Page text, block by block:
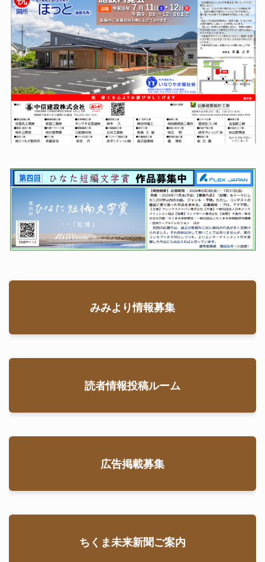
みみより情報募集
読者情報投稿ルーム
広告掲載募集
ちくま未来新聞ご案内